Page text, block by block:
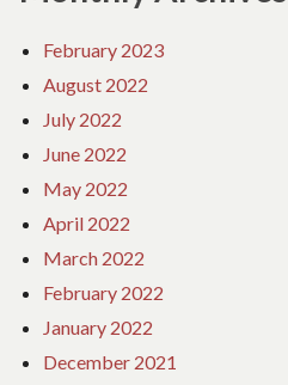
February 2023
August 2022
July 2022
June 2022
May 2022
April 2022
March 2022
February 2022
January 2022
December 2021